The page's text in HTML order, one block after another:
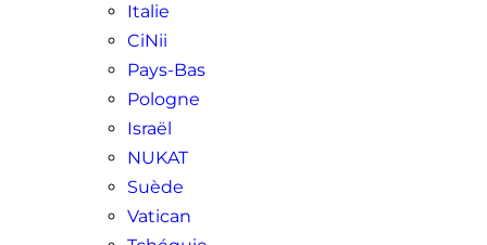
Italie
CiNii
Pays-Bas
Pologne
Israël
NUKAT
Suède
Vatican